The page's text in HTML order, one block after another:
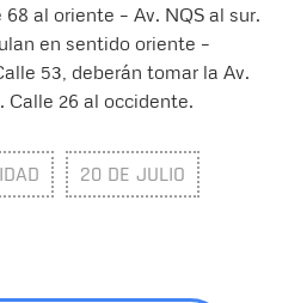
al oriente – Av. NQS al sur.
en sentido oriente –
53, deberán tomar la Av.
Calle 26 al occidente.
20 DE JULIO